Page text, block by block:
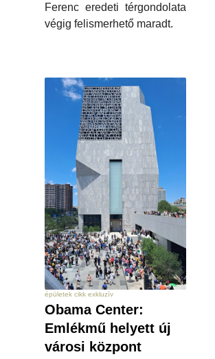
Ferenc eredeti térgondolata
végig felismerhető maradt.
épületek cikk exkluzív
Obama Center:
Emlékmű helyett új
városi központ